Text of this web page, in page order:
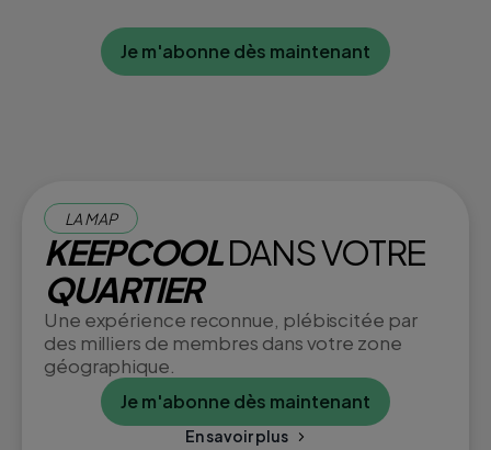
Je m'abonne dès maintenant
LA MAP
KEEPCOOLDANS VOTRE
QUARTIER
Une expérience reconnue, plébiscitée par
des milliers de membres dans votre zone
géographique.
Je m'abonne dès maintenant
En savoir plus